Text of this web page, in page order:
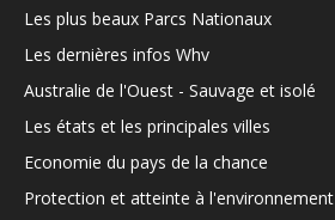
Les plus beaux Parcs Nationaux
Les dernières infos Whv
Australie de l'Ouest - Sauvage et isolé
Les états et les principales villes
Economie du pays de la chance
Protection et atteinte à l'environnement